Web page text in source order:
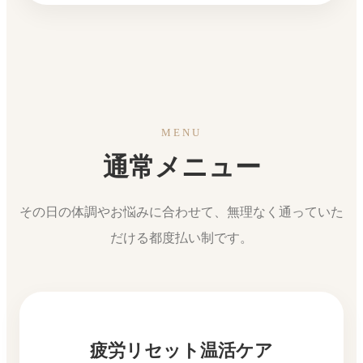
MENU
通常メニュー
その日の体調やお悩みに合わせて、無理なく通っていた
だける都度払い制です。
疲労リセット温活ケア